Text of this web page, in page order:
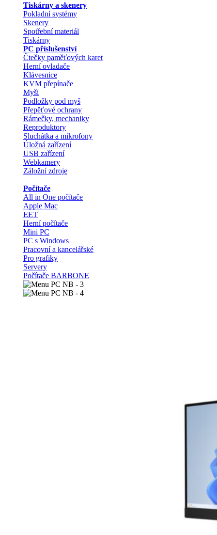
Tiskárny a skenery
Pokladní systémy
Skenery
Spotřební materiál
Tiskárny
PC příslušenství
Čtečky paměťových karet
Herní ovladače
Klávesnice
KVM přepínače
Myši
Podložky pod myš
Přepěťové ochrany
Rámečky, mechaniky
Reproduktory
Sluchátka a mikrofony
Úložná zařízení
USB zařízení
Webkamery
Záložní zdroje
Počítače
All in One počítače
Apple Mac
EET
Herní počítače
Mini PC
PC s Windows
Pracovní a kancelářské
Pro grafiky
Servery
Počítače BARBONE